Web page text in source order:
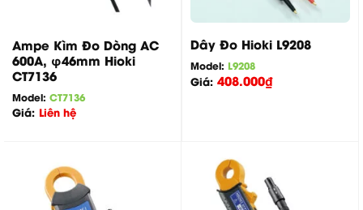
Ampe Kìm Đo Dòng AC
600A, φ46mm Hioki
CT7136
Model: CT7136
Giá: Liên hệ
Dây Đo Hioki L9208
Model: L9208
Giá: 408.000₫